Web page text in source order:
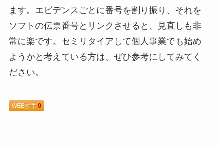
ます。エビデンスごとに番号を割り振り、それを
ソフトの伝票番号とリンクさせると、見直しも非
常に楽です。セミリタイアして個人事業でも始め
ようかと考えている方は、ぜひ参考にしてみてく
ださい。
WEB拍手 0